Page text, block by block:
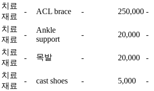
치료
재료
- ACL brace - 250,000 -
치료
재료
-
Ankle
support
- 20,000 -
치료
재료
- 목발 - 20,000 -
치료
재료
- cast shoes - 5,000 -